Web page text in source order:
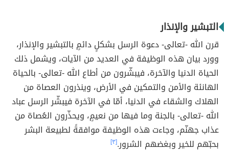
التبشير والإنذار
قرن الله -تعالى- دعوة الرسل بشكلٍ دائمٍ بالتبشير والإنذار،
وورد بيان هذه الوظيفة في العديد من الآيات، ويشمل ذلك
الحياة الدنيا والآخرة، فيبشّرون من أطاع الله -تعالى- بالحياة
الهانئة والأمن والتمكين في الأرض، وينذرون العصاة من
الهلاك والشقاء في الدنيا، أمّا في الآخرة فيبشّر الرسل عباد
الله -تعالى- بالجنة وما فيها من نعيمٍ، ويحذّرون العُصاة من
عذاب جهنّم، وجاءت هذه الوظيفة موافقةً لطبيعة البشر
بحبّهم للخير وبغضهم الشرور.[٣]